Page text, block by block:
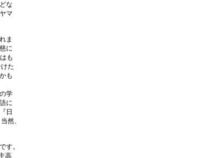
な
マ
ま
に
も
た
も
学
に
日
然、
す。
高